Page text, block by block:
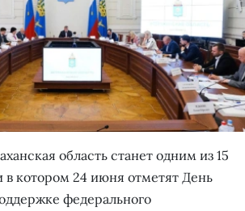
область станет одним из 15
в котором 24 июня отметят День
федерального